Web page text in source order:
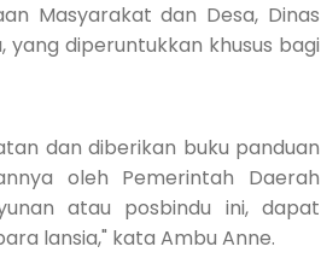
Masyarakat dan Desa, Dinas
yang diperuntukkan khusus bagi
dan diberikan buku panduan
oleh Pemerintah Daerah
atau posbindu ini, dapat
lansia," kata Ambu Anne.